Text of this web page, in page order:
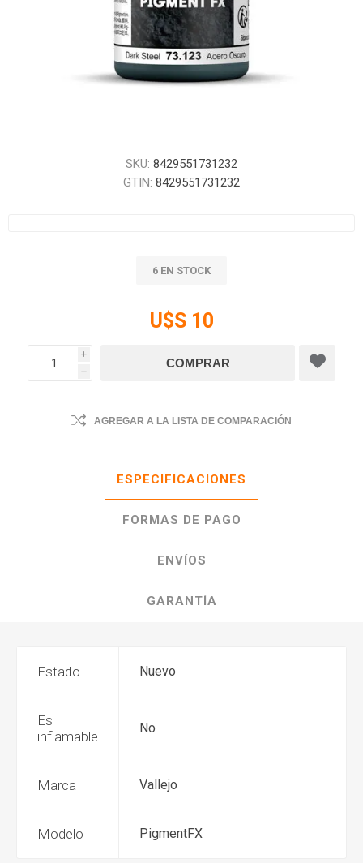
SKU: 8429551731232
GTIN: 8429551731232
6 EN STOCK
U$S 10
i
h
AGREGAR A LA LISTA DE COMPARACIÓN
ESPECIFICACIONES
FORMAS DE PAGO
ENVÍOS
GARANTÍA
Estado Nuevo
Es
inflamable
No
Marca Vallejo
Modelo PigmentFX